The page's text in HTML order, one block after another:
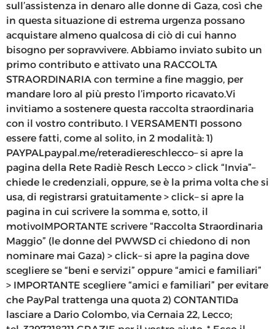
sull’assistenza in denaro alle donne di Gaza, così che
in questa situazione di estrema urgenza possano
acquistare almeno qualcosa di ciò di cui hanno
bisogno per sopravvivere. Abbiamo inviato subito un
primo contributo e attivato una RACCOLTA
STRAORDINARIA con termine a fine maggio, per
mandare loro al più presto l’importo ricavato.Vi
invitiamo a sostenere questa raccolta straordinaria
con il vostro contributo. I VERSAMENTI possono
essere fatti, come al solito, in 2 modalità: 1)
PAYPALpaypal.me/reteradiereschlecco– si apre la
pagina della Rete Radiè Resch Lecco > click “Invia”–
chiede le credenziali, oppure, se è la prima volta che si
usa, di registrarsi gratuitamente > click– si apre la
pagina in cui scrivere la somma e, sotto, il
motivoIMPORTANTE scrivere “Raccolta Straordinaria
Maggio” (le donne del PWWSD ci chiedono di non
nominare mai Gaza) > click– si apre la pagina dove
scegliere se “beni e servizi” oppure “amici e familiari”
> IMPORTANTE scegliere “amici e familiari” per evitare
che PayPal trattenga una quota 2) CONTANTIDa
lasciare a Dario Colombo, via Cernaia 22, Lecco;